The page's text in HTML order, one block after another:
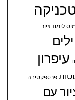
טכניקה
לימוד ציור
עיפרון
פרספקטיבה
עם